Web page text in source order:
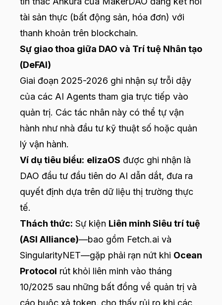
tài sản thực (bất động sản, hóa đơn) với
thanh khoản trên blockchain.
Sự giao thoa giữa DAO và Trí tuệ Nhân tạo
(DeFAI)
Giai đoạn 2025-2026 ghi nhận sự trỗi dậy
của các AI Agents tham gia trực tiếp vào
quản trị. Các tác nhân này có thể tự vận
hành như nhà đầu tư kỹ thuật số hoặc quản
lý vận hành.
Ví dụ tiêu biểu: elizaOS được ghi nhận là
DAO đầu tư đầu tiên do AI dẫn dắt, đưa ra
quyết định dựa trên dữ liệu thị trường thực
tế.
Thách thức: Sự kiện Liên minh Siêu trí tuệ
(ASI Alliance)—bao gồm Fetch.ai và
SingularityNET—gặp phải rạn nứt khi Ocean
Protocol rút khỏi liên minh vào tháng
10/2025 sau những bất đồng về quản trị và
cáo buộc xả token, cho thấy rủi ro khi các